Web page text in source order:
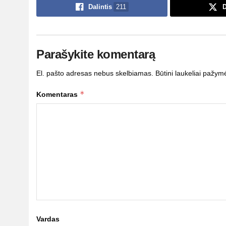
Dalintis 211
Parašykite komentarą
El. pašto adresas nebus skelbiamas. Būtini laukeliai
Komentaras *
Vardas